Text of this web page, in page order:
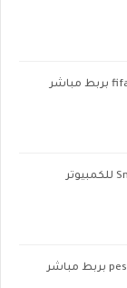
تحميل لعبة سنايبر فيوري Sniper Fury للكمبيوتر